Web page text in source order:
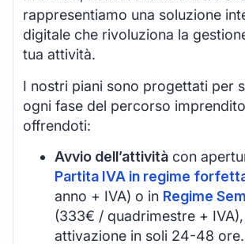
rappresentiamo una soluzione
digitale che rivoluziona la
tua attività.
I nostri piani sono progettati per
ogni fase del percorso
offrendoti:
Avvio dell’attività con
Partita IVA in regime
anno + IVA) o in Regime
(333€ / quadrimestre +
attivazione in soli 24-48 ore.